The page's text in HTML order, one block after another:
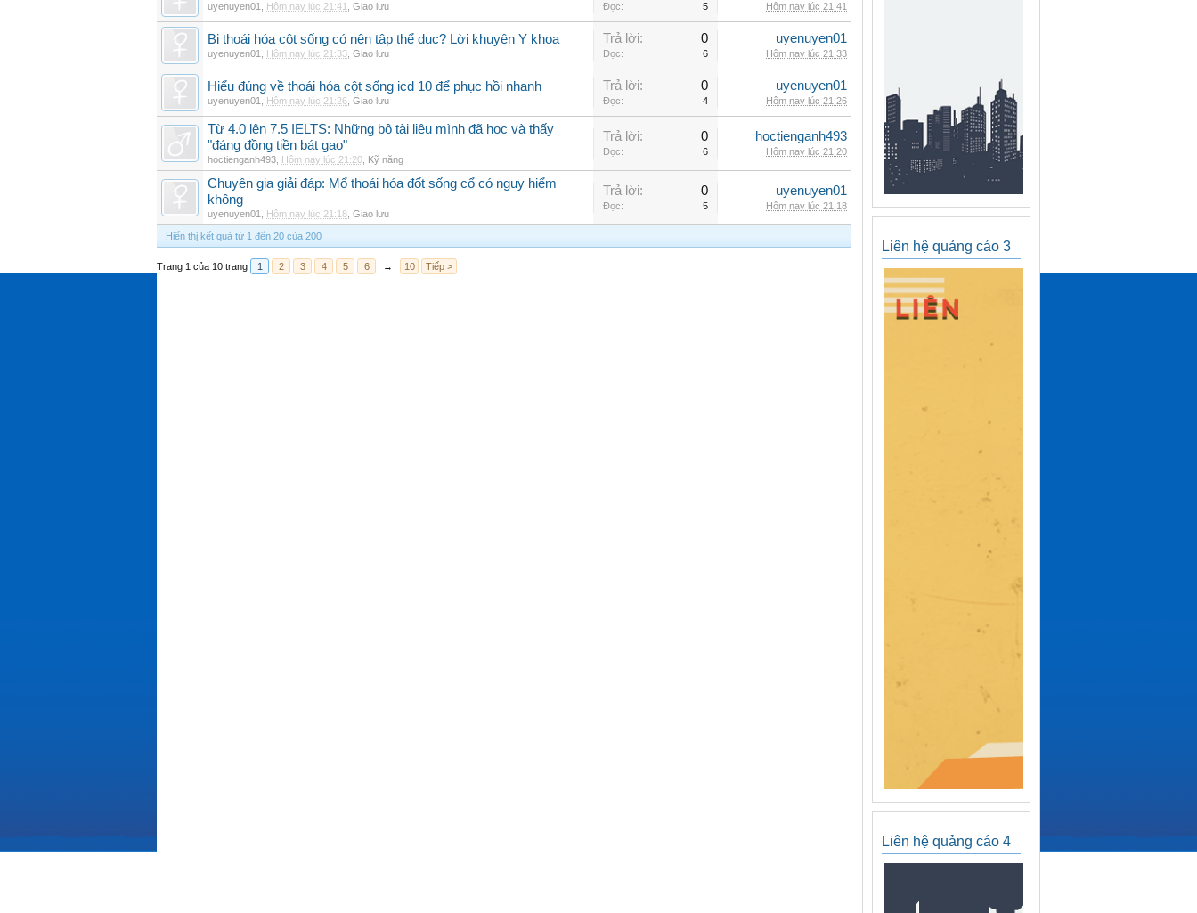
uyenuyen01 Hôm nay lúc 21:41 Giao lưu Đọc: 5 Hôm nay lúc 21:41
Bị thoái hóa cột sống có nên tập thể dục? Lời khuyên Y khoa
uyenuyen01 Hôm nay lúc 21:33 Giao lưu
Trả lời: 0
Đọc: 6
uyenuyen01
Hôm nay lúc 21:33
Hiểu đúng về thoái hóa cột sống icd 10 để phục hồi nhanh
uyenuyen01 Hôm nay lúc 21:26 Giao lưu
Trả lời: 0
Đọc: 4
uyenuyen01
Hôm nay lúc 21:26
Từ 4.0 lên 7.5 IELTS: Những bộ tài liệu mình đã học và thấy
"đáng đồng tiền bát gạo"
hoctienganh493 Hôm nay lúc 21:20 Kỹ năng
Trả lời: 0
Đọc: 6
hoctienganh493
Hôm nay lúc 21:20
Chuyên gia giải đáp: Mổ thoái hóa đốt sống cổ có nguy hiểm
không
uyenuyen01 Hôm nay lúc 21:18 Giao lưu
Trả lời: 0
Đọc: 5
uyenuyen01
Hôm nay lúc 21:18
Hiển thị kết quả từ 1 đến 20 của 200
Trang 1 của 10 trang 1 2 3 4 5 6 → 10 Tiếp >
Liên hệ quảng cáo 3
Liên hệ quảng cáo 4